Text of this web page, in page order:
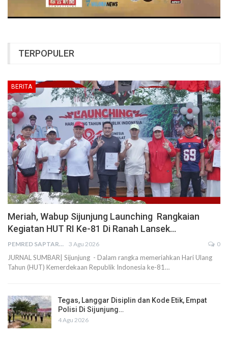
TERPOPULER
BERITA
Meriah, Wabup Sijunjung Launching Rangkaian
Kegiatan HUT RI Ke-81 Di Ranah Lansek…
PEMRED SAPTARIUS 3 Agu 2026 0
JURNAL SUMBAR| Sijunjung - Dalam rangka memeriahkan Hari Ulang
Tahun (HUT) Kemerdekaan Republik Indonesia ke-81…
Tegas, Langgar Disiplin dan Kode Etik, Empat
Polisi Di Sijunjung…
4 Agu 2026